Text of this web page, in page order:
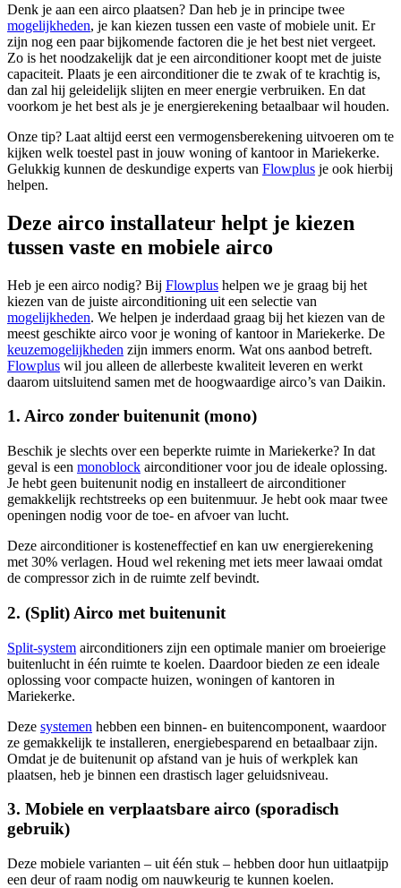
Denk je aan een airco plaatsen? Dan heb je in principe twee
mogelijkheden, je kan kiezen tussen een vaste of mobiele unit. Er
zijn nog een paar bijkomende factoren die je het best niet vergeet.
Zo is het noodzakelijk dat je een airconditioner koopt met de juiste
capaciteit. Plaats je een airconditioner die te zwak of te krachtig is,
dan zal hij geleidelijk slijten en meer energie verbruiken. En dat
voorkom je het best als je je energierekening betaalbaar wil houden.
Onze tip? Laat altijd eerst een vermogensberekening uitvoeren om te
kijken welk toestel past in jouw woning of kantoor in Mariekerke.
Gelukkig kunnen de deskundige experts van Flowplus je ook hierbij
helpen.
Deze airco installateur helpt je kiezen
tussen vaste en mobiele airco
Heb je een airco nodig? Bij Flowplus helpen we je graag bij het
kiezen van de juiste airconditioning uit een selectie van
mogelijkheden. We helpen je inderdaad graag bij het kiezen van de
meest geschikte airco voor je woning of kantoor in Mariekerke. De
keuzemogelijkheden zijn immers enorm. Wat ons aanbod betreft.
Flowplus wil jou alleen de allerbeste kwaliteit leveren en werkt
daarom uitsluitend samen met de hoogwaardige airco’s van Daikin.
1. Airco zonder buitenunit (mono)
Beschik je slechts over een beperkte ruimte in Mariekerke? In dat
geval is een monoblock airconditioner voor jou de ideale oplossing.
Je hebt geen buitenunit nodig en installeert de airconditioner
gemakkelijk rechtstreeks op een buitenmuur. Je hebt ook maar twee
openingen nodig voor de toe- en afvoer van lucht.
Deze airconditioner is kosteneffectief en kan uw energierekening
met 30% verlagen. Houd wel rekening met iets meer lawaai omdat
de compressor zich in de ruimte zelf bevindt.
2. (Split) Airco met buitenunit
Split-system airconditioners zijn een optimale manier om broeierige
buitenlucht in één ruimte te koelen. Daardoor bieden ze een ideale
oplossing voor compacte huizen, woningen of kantoren in
Mariekerke.
Deze systemen hebben een binnen- en buitencomponent, waardoor
ze gemakkelijk te installeren, energiebesparend en betaalbaar zijn.
Omdat je de buitenunit op afstand van je huis of werkplek kan
plaatsen, heb je binnen een drastisch lager geluidsniveau.
3. Mobiele en verplaatsbare airco (sporadisch
gebruik)
Deze mobiele varianten – uit één stuk – hebben door hun uitlaatpijp
een deur of raam nodig om nauwkeurig te kunnen koelen.